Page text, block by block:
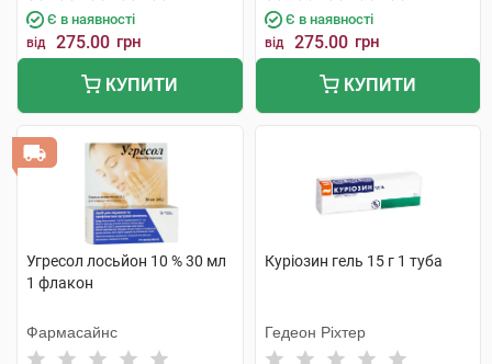
Є в наявності
від 275.00 грн
КУПИТИ
Є в наявності
від 275.00 грн
КУПИТИ
Угресол лосьйон 10 % 30 мл
1 флакон
Фармасайнс
Куріозин гель 15 г 1 туба
Гедеон Ріхтер